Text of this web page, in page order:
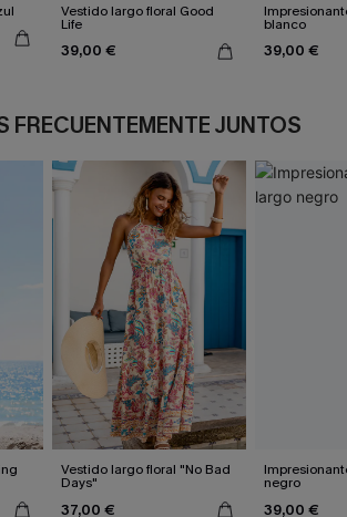
Vestido largo floral Good
Life
39,00 €
blanco
39,00 €
FRECUENTEMENTE JUNTOS
Vestido largo floral "No Bad
Days"
37,00 €
negro
39,00 €